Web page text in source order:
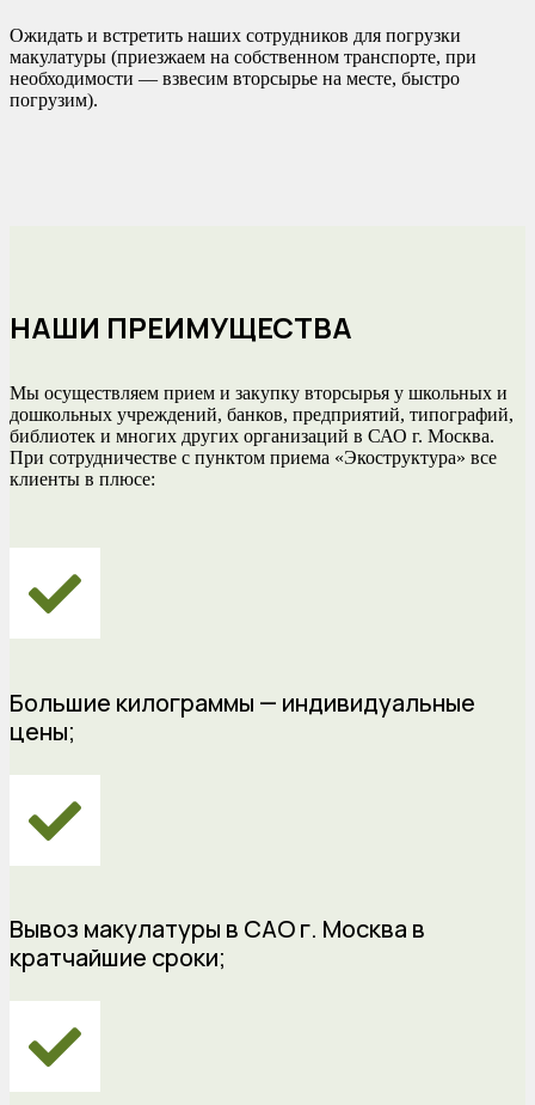
Ожидать и встретить наших сотрудников для погрузки
макулатуры (приезжаем на собственном транспорте, при
необходимости — взвесим вторсырье на месте, быстро
погрузим).
НАШИ ПРЕИМУЩЕСТВА
Мы осуществляем прием и закупку вторсырья у школьных и
дошкольных учреждений, банков, предприятий, типографий,
библиотек и многих других организаций в САО г. Москва.
При сотрудничестве с пунктом приема «Экоструктура» все
клиенты в плюсе:
Большие килограммы — индивидуальные
цены;
Вывоз макулатуры в САО г. Москва в
кратчайшие сроки;